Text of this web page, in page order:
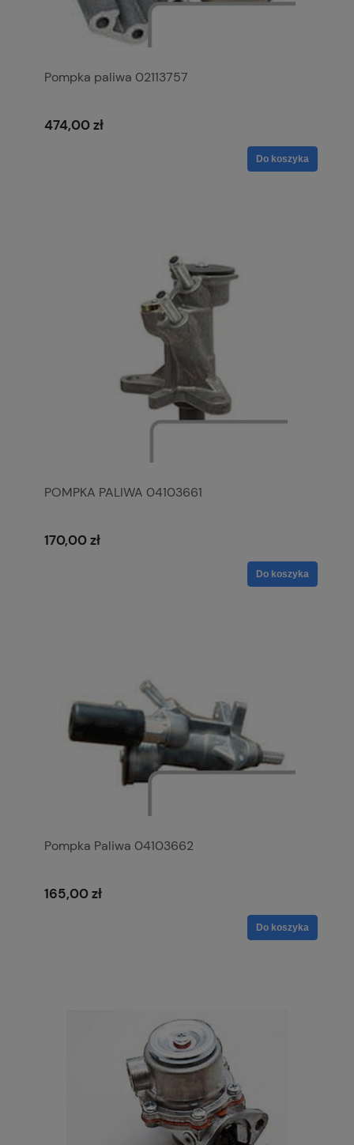
Pompka paliwa 02113757
474,00 zł
Do koszyka
POMPKA PALIWA 04103661
170,00 zł
Do koszyka
Pompka Paliwa 04103662
165,00 zł
Do koszyka